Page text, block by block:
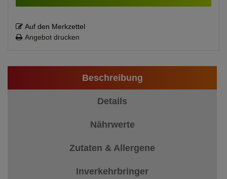
Auf den Merkzettel
Angebot drucken
Beschreibung
Details
Nährwerte
Zutaten & Allergene
Inverkehrbringer